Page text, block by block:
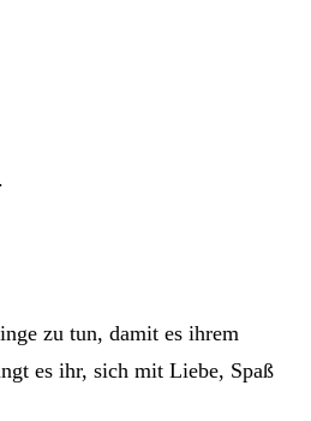
zu tun, damit es ihrem
es ihr, sich mit Liebe, Spaß